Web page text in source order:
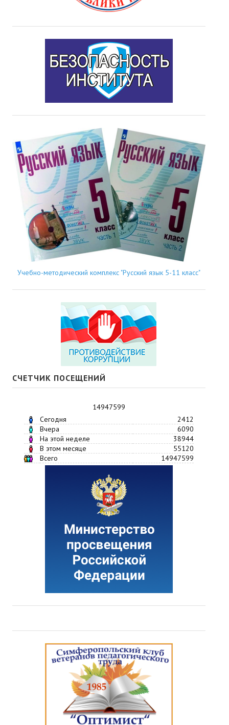
Учебно-методический комплекс "Русский язык 5-11 класс"
СЧЕТЧИК ПОСЕЩЕНИЙ
14947599
Сегодня
2412
Вчера
6090
На этой неделе
38944
В этом месяце
55120
Всего
14947599